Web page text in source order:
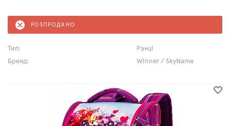
РОЗПРОДАНО
Тип:
Ранці
Бренд:
Winner / SkyName